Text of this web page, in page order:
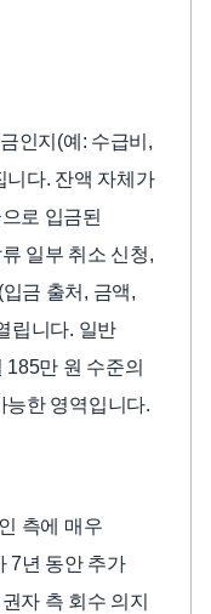
인지(예: 수급비,
니다. 잔액 자체가
로 입금된
일부 취소 신청,
금 출처, 금액,
립니다. 일반
만 원 수준의
능한 영역입니다.
측에 매우
7년 동안 추가
자 측 회수 의지